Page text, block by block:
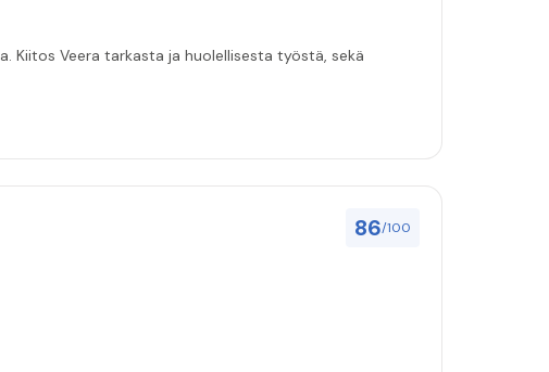
Kiitos Veera tarkasta ja huolellisesta työstä, sekä
86/100